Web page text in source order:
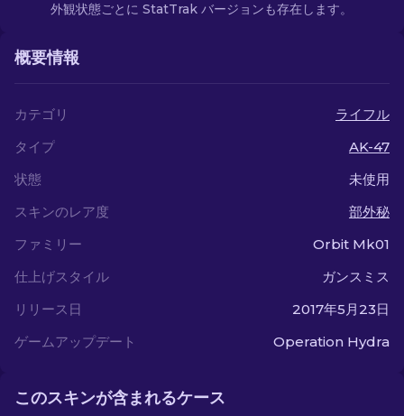
外観状態ごとに StatTrak バージョンも存在します。
概要情報
カテゴリ
ライフル
タイプ
AK-47
状態
未使用
スキンのレア度
部外秘
ファミリー
Orbit Mk01
仕上げスタイル
ガンスミス
リリース日
2017年5月23日
ゲームアップデート
Operation Hydra
このスキンが含まれるケース